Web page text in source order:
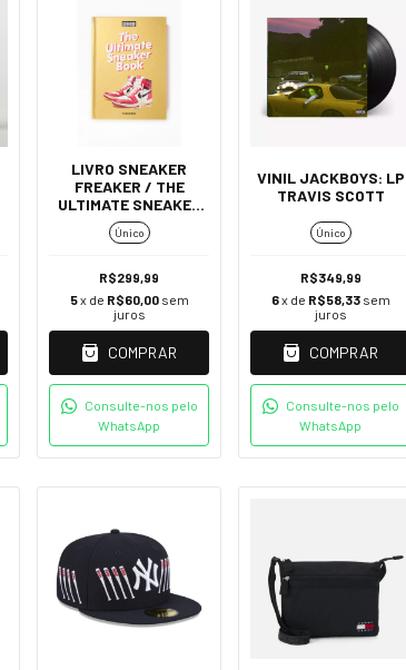
LIVRO SNEAKER
FREAKER / THE
ULTIMATE SNEAKER
BOOK TASCHEN 40TH
ED.
Único
R$299,99
5x de R$60,00 sem
juros
COMPRAR
Consulte-nos pelo
WhatsApp
VINIL JACKBOYS: LP
TRAVIS SCOTT
Único
R$349,99
6x de R$58,33 sem
juros
COMPRAR
Consulte-nos pelo
WhatsApp